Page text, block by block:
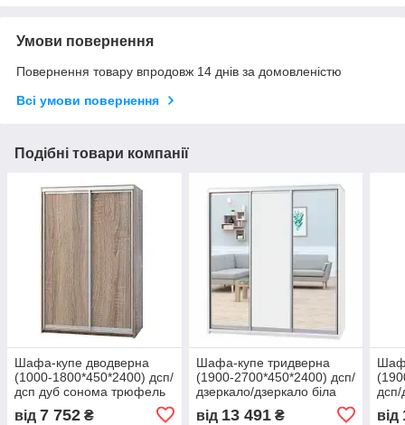
Умови повернення
Повернення товару впродовж 14 днів за домовленістю
Всі умови повернення
Подібні товари компанії
Шафа-купе дводверна
(1000-1800*450*2400) дсп/
дсп дуб сонома трюфель
від 7 752 ₴
Шафа-купе тридверна
(1900-2700*450*2400) дсп/
дзеркало/дзеркало біла
від 13 491₴ від